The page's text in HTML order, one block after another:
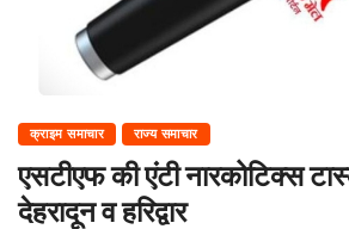
क्राइम समाचार राज्य समाचार
एसटीएफ की एंटी नारकोटिक्स
देहरादून व हरिद्वार